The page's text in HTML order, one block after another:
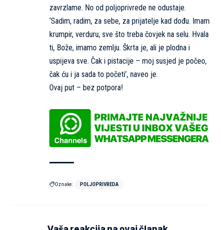
zavrzlame. No od poljoprivrede ne odustaje.
‘Sadim, radim, za sebe, za prijatelje kad dođu. Imam
krumpir, verduru, sve što treba čovjek na selu. Hvala
ti, Bože, imamo zemlju. Škrta je, ali je plodna i
uspijeva sve. Čak i pistacije – moj susjed je počeo,
čak ću i ja sada to početi’, naveo je.
Ovaj put – bez potpora!
Oznake: POLJOPRIVREDA